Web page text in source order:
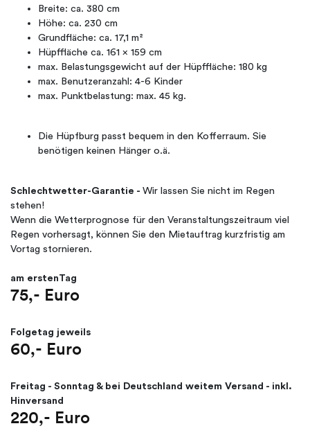
Breite: ca. 380 cm
Höhe: ca. 230 cm
Grundfläche: ca. 17,1 m²
Hüpffläche ca. 161 x 159 cm
max. Belastungsgewicht auf der Hüpffläche: 180 kg
max. Benutzeranzahl: 4-6 Kinder
max. Punktbelastung: max. 45 kg.
Die Hüpfburg passt bequem in den Kofferraum. Sie
benötigen keinen Hänger o.ä.
Schlechtwetter-Garantie - Wir lassen Sie nicht im Regen
stehen!
Wenn die Wetterprognose für den Veranstaltungszeitraum viel
Regen vorhersagt, können Sie den Mietauftrag kurzfristig am
Vortag stornieren.
am erstenTag
75,- Euro
Folgetag jeweils
60,- Euro
Freitag - Sonntag & bei Deutschland weitem Versand - inkl.
Hinversand
220,- Euro